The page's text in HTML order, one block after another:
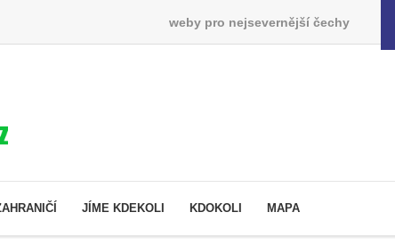
weby pro nejsevernější čechy
JÍME KDEKOLI KDOKOLI MAPA